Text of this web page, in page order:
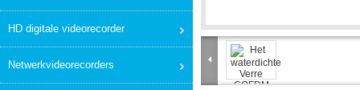
HD digitale videorecorder
Netwerkvideorecorders